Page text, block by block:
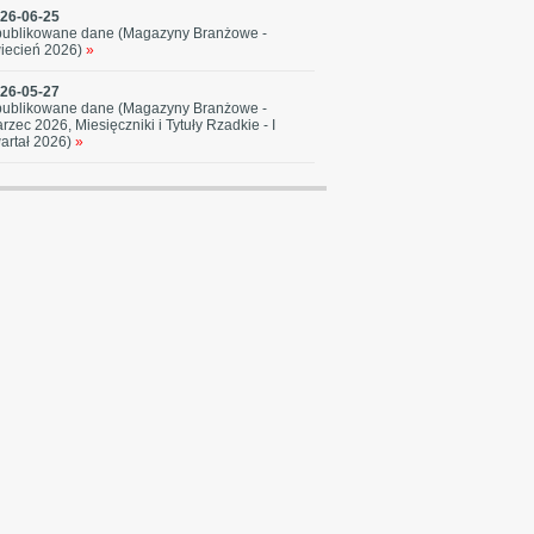
06-25
dane (Magazyny Branżowe -
2026) »
05-27
dane (Magazyny Branżowe -
2026, Miesięczniki i Tytuły Rzadkie - I
2026) »